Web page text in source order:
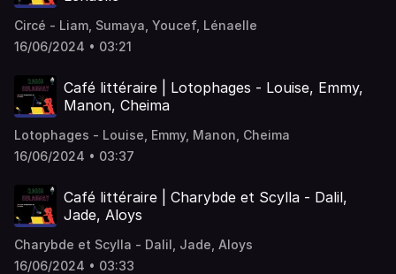
Circé - Liam, Sumaya, Youcef, Lénaelle
16/06/2024 • 03:21
Café littéraire | Lotophages - Louise, Emmy,
Manon, Cheima
Lotophages - Louise, Emmy, Manon, Cheima
16/06/2024 • 03:37
Café littéraire | Charybde et Scylla - Dalil,
Jade, Aloys
Charybde et Scylla - Dalil, Jade, Aloys
16/06/2024 • 03:33